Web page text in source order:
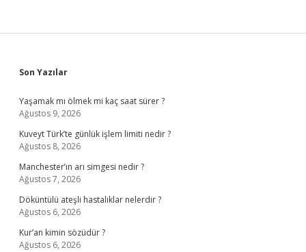
Sidebar
Son Yazılar
Yaşamak mı ölmek mi kaç saat sürer ?
Ağustos 9, 2026
Kuveyt Türk’te günlük işlem limiti nedir ?
Ağustos 8, 2026
Manchester’ın arı simgesi nedir ?
Ağustos 7, 2026
Döküntülü ateşli hastalıklar nelerdir ?
Ağustos 6, 2026
Kur’an kimin sözüdür ?
Ağustos 6, 2026